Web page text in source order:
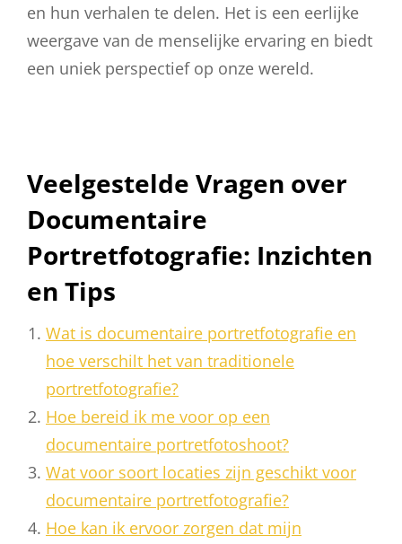
en hun verhalen te delen. Het is een eerlijke
weergave van de menselijke ervaring en biedt
een uniek perspectief op onze wereld.
Veelgestelde Vragen over
Documentaire
Portretfotografie: Inzichten
en Tips
Wat is documentaire portretfotografie en
hoe verschilt het van traditionele
portretfotografie?
Hoe bereid ik me voor op een
documentaire portretfotoshoot?
Wat voor soort locaties zijn geschikt voor
documentaire portretfotografie?
Hoe kan ik ervoor zorgen dat mijn